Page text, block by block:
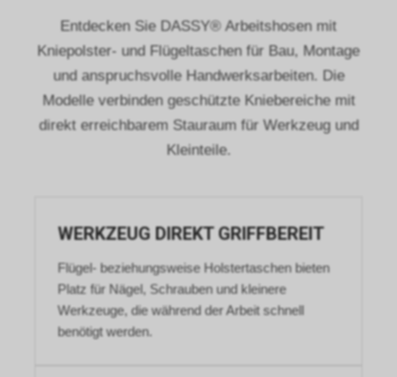
Entdecken Sie DASSY® Arbeitshosen mit
Kniepolster- und Flügeltaschen für Bau, Montage
und anspruchsvolle Handwerksarbeiten. Die
Modelle verbinden geschützte Kniebereiche mit
direkt erreichbarem Stauraum für Werkzeug und
Kleinteile.
WERKZEUG DIREKT GRIFFBEREIT
Flügel- beziehungsweise Holstertaschen bieten
Platz für Nägel, Schrauben und kleinere
Werkzeuge, die während der Arbeit schnell
benötigt werden.